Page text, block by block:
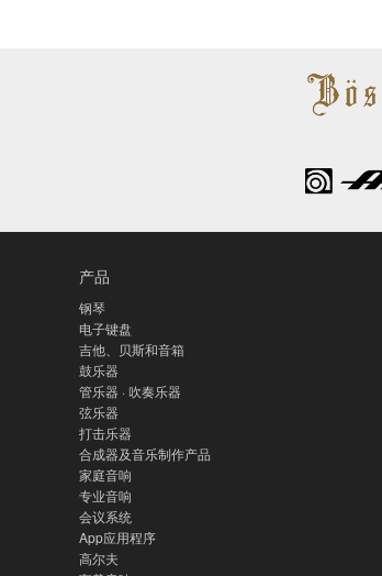
产品
钢琴
电子键盘
吉他、贝斯和音箱
鼓乐器
管乐器 · 吹奏乐器
弦乐器
打击乐器
合成器及音乐制作产品
家庭音响
专业音响
会议系统
App应用程序
高尔夫